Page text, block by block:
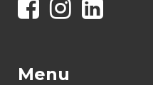
Menu